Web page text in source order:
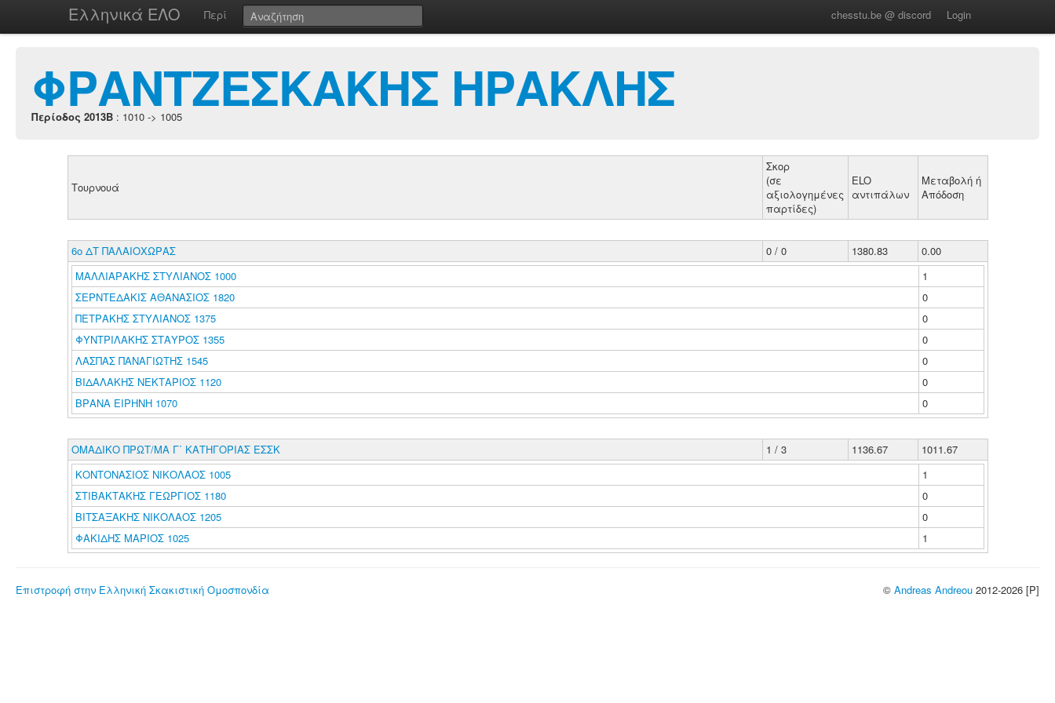
Ελληνικά ΕΛΟ Περί chesstu.be @ discord Login
ΦΡΑΝΤΖΕΣΚΑΚΗΣ ΗΡΑΚΛΗΣ
Περίοδος 2013B : 1010 -> 1005
Τουρνουά
Σκορ
(σε
αξιολογημένες
παρτίδες)
ELO
αντιπάλων
Μεταβολή ή
Απόδοση
6ο ΔΤ ΠΑΛΑΙΟΧΩΡΑΣ 0 / 0 1380.83
0.00
ΜΑΛΛΙΑΡΑΚΗΣ ΣΤΥΛΙΑΝΟΣ 1000
1
ΣΕΡΝΤΕΔΑΚΙΣ ΑΘΑΝΑΣΙΟΣ 1820
0
ΠΕΤΡΑΚΗΣ ΣΤΥΛΙΑΝΟΣ 1375
0
ΦΥΝΤΡΙΛΑΚΗΣ ΣΤΑΥΡΟΣ 1355
0
ΛΑΣΠΑΣ ΠΑΝΑΓΙΩΤΗΣ 1545
0
ΒΙΔΑΛΑΚΗΣ ΝΕΚΤΑΡΙΟΣ 1120
0
ΒΡΑΝΑ ΕΙΡΗΝΗ 1070
0
ΟΜΑΔΙΚΟ ΠΡΩΤ/ΜΑ Γ΄ ΚΑΤΗΓΟΡΙΑΣ ΕΣΣΚ 1 / 3 1136.67
1011.67
ΚΟΝΤΟΝΑΣΙΟΣ ΝΙΚΟΛΑΟΣ 1005
1
ΣΤΙΒΑΚΤΑΚΗΣ ΓΕΩΡΓΙΟΣ 1180
0
ΒΙΤΣΑΞΑΚΗΣ ΝΙΚΟΛΑΟΣ 1205
0
ΦΑΚΙΔΗΣ ΜΑΡΙΟΣ 1025
1
Επιστροφή στην Ελληνική Σκακιστική Ομοσπονδία © Andreas Andreou 2012-2026 [P]